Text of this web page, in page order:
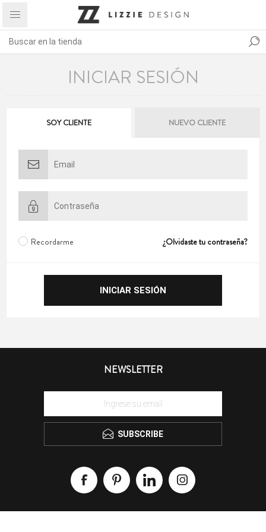
INICIAR SESIÓN
SOY CLIENTE NUEVO CLIENTE
Recordarme ¿Olvidaste tu contraseña?
NEWSLETTER
SUBSCRIBE